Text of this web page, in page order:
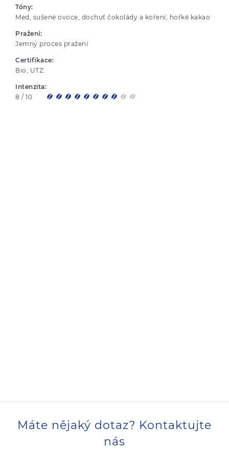
Tóny:
Med, sušené ovoce, dochuť čokolády a koření, hořké kakao
Pražení:
Jemný proces pražení
Certifikace:
Bio, UTZ
Intenzita:
8 / 10
Máte nějaký dotaz? Kontaktujte
nás